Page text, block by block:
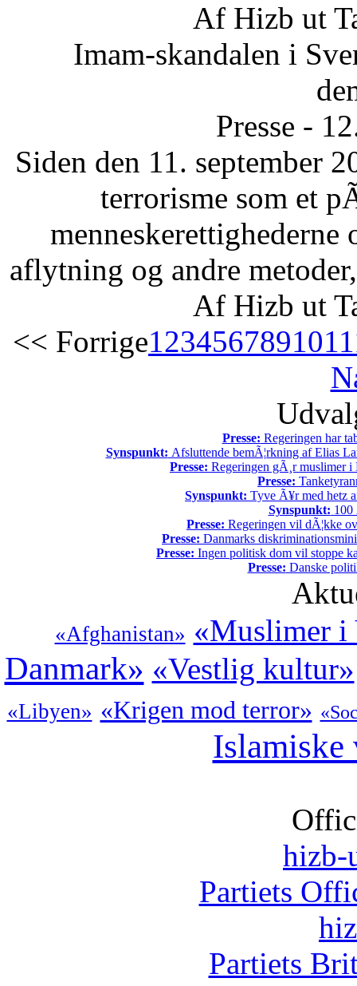
Af Hizb ut
Imam-skandalen i
Presse -
Siden den 11. september
terrorisme som et
aflytning og andre
Af Hizb ut
<< Forrige1234567891011
Presse: Regeringen har
Synspunkt: Afsluttende bemÃ¦rkning af Elias
Presse: Regeringen gÃ¸r muslimer
Presse:
Synspunkt: Tyve Ã¥r med hetz
Synspunkt: 100
Presse: Regeringen vil dÃ¦kke
Presse: Danmarks
Presse: Ingen politisk dom vil stoppe
Presse: Danske
«Afghanistan» «Muslimer i
Danmark» «Vestlig kultur»
«Libyen» «Krigen mod terror»
Islamiske
hizb-
Partiets
Partiets